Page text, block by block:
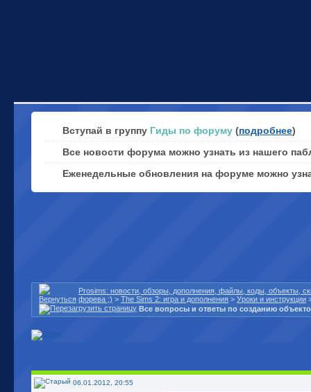
Вступай в группу Гиды по форуму (подробнее)
Все новости форума можно узнать из нашего
Еженедельные обновления на форуме можно
Prosims: новости, обзоры, дополнения, файлы, коды, объекты,
форева ;) > The Sims 2: игра и дополнения > Уроки и инструкции
Все вопросы и ответы по созданию
06.01.2012, 20:55